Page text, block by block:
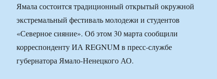
Ямала состоится традиционный открытый окружной
экстремальный фестиваль молодежи и студентов
«Северное сияние». Об этом 30 марта сообщили
корреспонденту ИА REGNUM в пресс-службе
губернатора Ямало-Ненецкого АО.